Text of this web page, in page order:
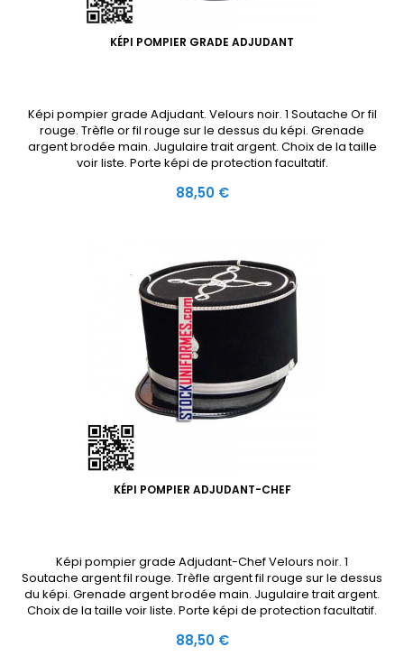
KÉPI POMPIER GRADE ADJUDANT
Képi pompier grade Adjudant. Velours noir. 1 Soutache Or fil
rouge. Trèfle or fil rouge sur le dessus du képi. Grenade
argent brodée main. Jugulaire trait argent. Choix de la taille
voir liste. Porte képi de protection facultatif.
Prix
88,50 €
KÉPI POMPIER ADJUDANT-CHEF
Képi pompier grade Adjudant-Chef Velours noir. 1
Soutache argent fil rouge. Trèfle argent fil rouge sur le dessus
du képi. Grenade argent brodée main. Jugulaire trait argent.
Choix de la taille voir liste. Porte képi de protection facultatif.
Prix
88,50 €